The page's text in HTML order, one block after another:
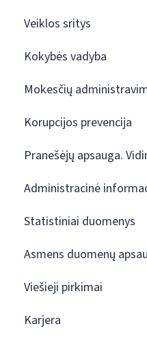
Veiklos sritys
Kokybės vadyba
Mokesčių
Korupcijos prevencija
Pranešėjų apsauga.
Administracinė
Statistiniai duomenys
Asmens duomenų
Viešieji pirkimai
Karjera